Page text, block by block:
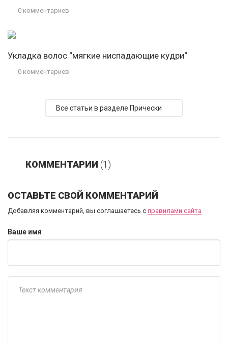
0 комментариев
Укладка волос “мягкие ниспадающие кудри“
0 комментариев
Все статьи в разделе Прически
КОММЕНТАРИИ (1)
ОСТАВЬТЕ СВОЙ КОММЕНТАРИЙ
Добавляя комментарий, вы соглашаетесь с правилами сайта
Ваше имя